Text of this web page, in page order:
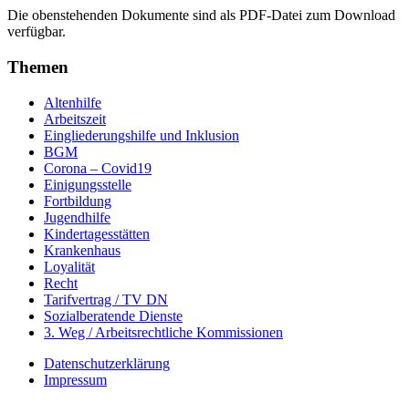
Die obenstehenden Dokumente sind als PDF-Datei zum Download
verfügbar.
Themen
Altenhilfe
Arbeitszeit
Eingliederungshilfe und Inklusion
BGM
Corona – Covid19
Einigungsstelle
Fortbildung
Jugendhilfe
Kindertagesstätten
Krankenhaus
Loyalität
Recht
Tarifvertrag / TV DN
Sozialberatende Dienste
3. Weg / Arbeitsrechtliche Kommissionen
Datenschutzerklärung
Impressum